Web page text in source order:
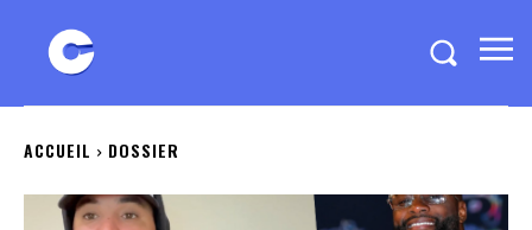
ACCUEIL DOSSIER